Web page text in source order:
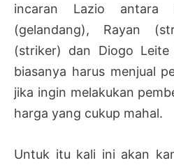
incaran Lazio antara
(gelandang), Rayan
(striker) dan Diogo
biasanya harus menjual
jika ingin melakukan
harga yang cukup mahal.
Untuk itu kali ini akan